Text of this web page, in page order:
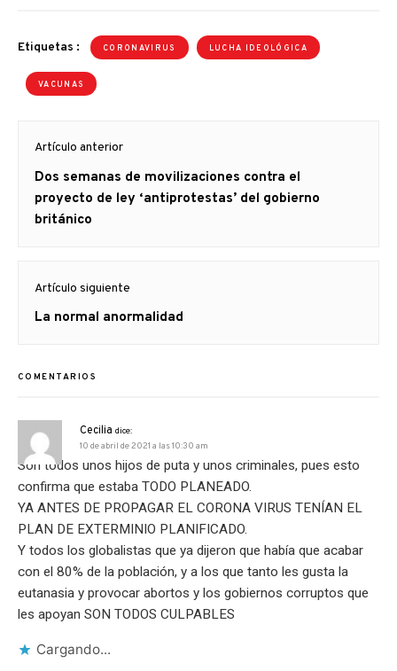
Etiquetas : CORONAVIRUS LUCHA IDEOLÓGICA
VACUNAS
de
entradas
Artículo anterior
Artículo
anterior
Dos semanas de movilizaciones contra el
proyecto de ley ‘antiprotestas’ del gobierno
británico
Artículo siguiente
Artículo
La normal anormalidad
COMENTARIOS
Cecilia dice:
10 de abril de 2021 a las 10:30 am
Son todos unos hijos de puta y unos criminales, pues esto
confirma que estaba TODO PLANEADO.
YA ANTES DE PROPAGAR EL CORONA VIRUS TENÍAN EL
PLAN DE EXTERMINIO PLANIFICADO.
Y todos los globalistas que ya dijeron que había que acabar
con el 80% de la población, y a los que tanto les gusta la
eutanasia y provocar abortos y los gobiernos corruptos que
les apoyan SON TODOS CULPABLES
Cargando...